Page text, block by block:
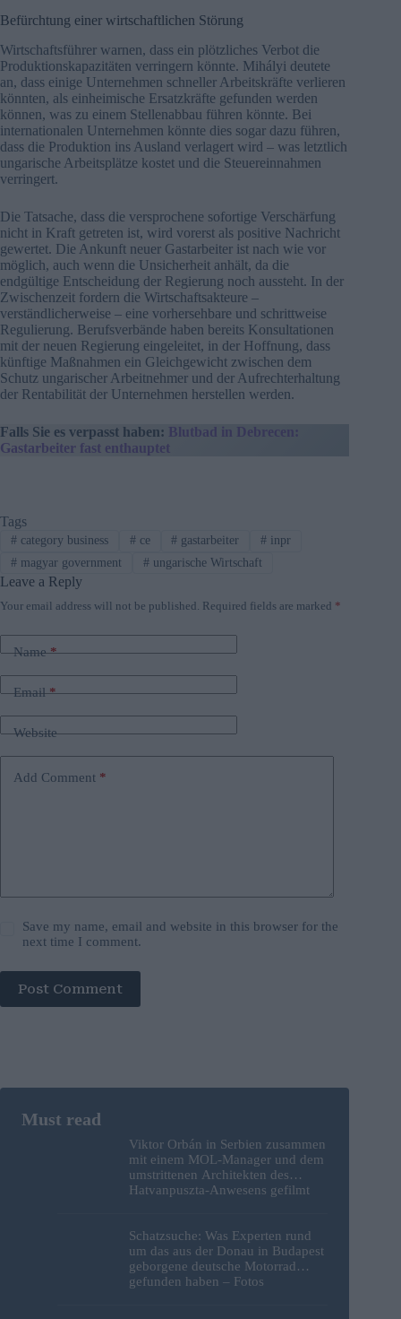
Befürchtung einer wirtschaftlichen Störung
Wirtschaftsführer warnen, dass ein plötzliches Verbot die
Produktionskapazitäten verringern könnte. Mihályi deutete
an, dass einige Unternehmen schneller Arbeitskräfte verlieren
könnten, als einheimische Ersatzkräfte gefunden werden
können, was zu einem Stellenabbau führen könnte. Bei
internationalen Unternehmen könnte dies sogar dazu führen,
dass die Produktion ins Ausland verlagert wird – was letztlich
ungarische Arbeitsplätze kostet und die Steuereinnahmen
verringert.
Die Tatsache, dass die versprochene sofortige Verschärfung
nicht in Kraft getreten ist, wird vorerst als positive Nachricht
gewertet. Die Ankunft neuer Gastarbeiter ist nach wie vor
möglich, auch wenn die Unsicherheit anhält, da die
endgültige Entscheidung der Regierung noch aussteht. In der
Zwischenzeit fordern die Wirtschaftsakteure –
verständlicherweise – eine vorhersehbare und schrittweise
Regulierung. Berufsverbände haben bereits Konsultationen
mit der neuen Regierung eingeleitet, in der Hoffnung, dass
künftige Maßnahmen ein Gleichgewicht zwischen dem
Schutz ungarischer Arbeitnehmer und der Aufrechterhaltung
der Rentabilität der Unternehmen herstellen werden.
Falls Sie es verpasst haben: Blutbad in Debrecen:
Gastarbeiter fast enthauptet
Tags
#category business #ce # gastarbeiter # inpr
#magyar government #ungarische Wirtschaft
Leave a Reply
Your email address will not be published. Required fields are marked *
Name*
Email*
Website
Add Comment *
Save my name, email and website in this browser for the
next time I comment.
Post Comment
Viktor Orbán in Serbien zusammen
mit einem MOL-Manager und dem
umstrittenen Architekten des
Hatvanpuszta-Anwesens gefilmt
Schatzsuche: Was Experten rund
um das aus der Donau in Budapest
geborgene deutsche Motorrad
gefunden haben – Fotos